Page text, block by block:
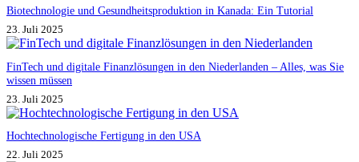
Biotechnologie und Gesundheitsproduktion in Kanada: Ein Tutorial
23. Juli 2025
FinTech und digitale Finanzlösungen in den Niederlanden – Alles, was Sie
wissen müssen
23. Juli 2025
Hochtechnologische Fertigung in den USA
22. Juli 2025